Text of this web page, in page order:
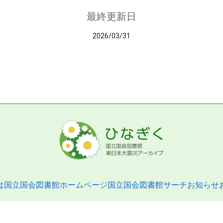
最終更新日
2026/03/31
国立国会図書館ホームページ国立国会図書館サーチお知らせ